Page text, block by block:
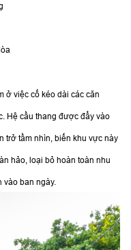
ở việc cố kéo dài các căn
Hệ cầu thang được đẩy vào
trở tầm nhìn, biến khu vực này
hảo, loại bỏ hoàn toàn nhu
vào ban ngày.